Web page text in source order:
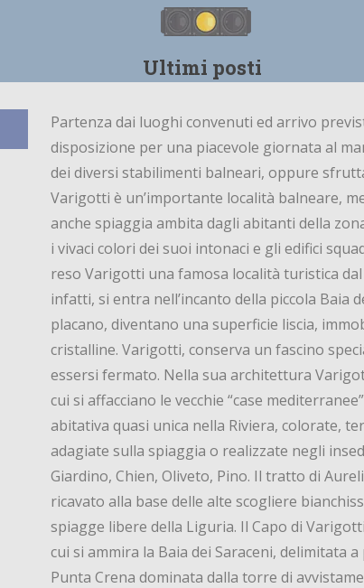
Ultimi posti
Partenza dai luoghi convenuti ed arrivo
disposizione per una piacevole giornata al
dei diversi stabilimenti balneari, oppure
Varigotti è un’importante località balneare,
anche spiaggia ambita dagli abitanti della
i vivaci colori dei suoi intonaci e gli edifici
reso Varigotti una famosa località turistica
infatti, si entra nell’incanto della piccola Baia
placano, diventano una superficie liscia,
cristalline. Varigotti, conserva un fascino
essersi fermato. Nella sua architettura
cui si affacciano le vecchie “case
abitativa quasi unica nella Riviera, colorate,
adagiate sulla spiaggia o realizzate negli
Giardino, Chien, Oliveto, Pino. Il tratto di
ricavato alla base delle alte scogliere
spiagge libere della Liguria. Il Capo di
cui si ammira la Baia dei Saraceni, delimitata
Punta Crena dominata dalla torre di